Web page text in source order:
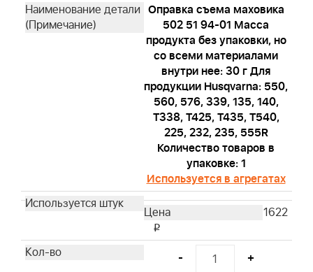
Оправка съема маховика
502 51 94-01 Масса
продукта без упаковки, но
со всеми материалами
внутри нее: 30 г Для
продукции Husqvarna: 550,
560, 576, 339, 135, 140,
T338, T425, T435, T540,
225, 232, 235, 555R
Количество товаров в
упаковке: 1
Используется в агрегатах
1622
i
- +